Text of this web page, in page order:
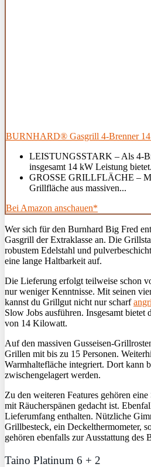
BURNHARD® Gasgrill 4-Brenner 14
LEISTUNGSSTARK – Als 4-
insgesamt 14 kW Leistung
GROSSE GRILLFLÄCHE –
Grillfläche aus massiven...
Bei Amazon anschauen*
Wer sich für den Burnhard Big Fred
Gasgrill der Extraklasse an. Die
robustem Edelstahl und
eine lange Haltbarkeit auf.
Die Lieferung erfolgt teilweise schon
nur weniger Kenntnisse. Mit seinen
kannst du Grillgut nicht nur scharf
Slow Jobs ausführen. Insgesamt bietet
von 14 Kilowatt.
Auf den massiven Gusseisen-
Grillen mit bis zu 15 Personen.
Warmhaltefläche integriert. Dort kann
zwischengelagert werden.
Zu den weiteren Features gehören
mit Räucherspänen gedacht ist.
Lieferumfang enthalten. Nützliche
Grillbesteck, ein Deckelthermometer,
gehören ebenfalls zur Ausstattung des
Taino Platinum 6 + 2